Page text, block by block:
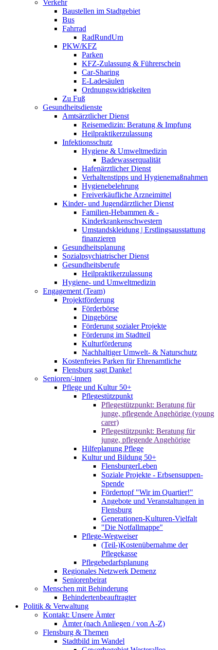
Verkehr
Baustellen im Stadtgebiet
Bus
Fahrrad
RadRundUm
PKW/KFZ
Parken
KFZ-Zulassung & Führerschein
Car-Sharing
E-Ladesäulen
Ordnungswidrigkeiten
Zu Fuß
Gesundheitsdienste
Amtsärztlicher Dienst
Reisemedizin: Beratung & Impfung
Heilpraktikerzulassung
Infektionsschutz
Hygiene & Umweltmedizin
Badewasserqualität
Hafenärztlicher Dienst
Verhaltenstipps und Hygienemaßnahmen
Hygienebelehrung
Freiverkäufliche Arzneimittel
Kinder- und Jugendärztlicher Dienst
Familien-Hebammen & -
Kinderkrankenschwestern
Umstandskleidung | Erstlingsausstattung
finanzieren
Gesundheitsplanung
Sozialpsychiatrischer Dienst
Gesundheitsberufe
Heilpraktikerzulassung
Hygiene- und Umweltmedizin
Engagement (Team)
Projektförderung
Förderbörse
Dingebörse
Förderung sozialer Projekte
Förderung im Stadtteil
Kulturförderung
Nachhaltiger Umwelt- & Naturschutz
Kostenfreies Parken für Ehrenamtliche
Flensburg sagt Danke!
Senioren/-innen
Pflege und Kultur 50+
Pflegestützpunkt
Pflegestützpunkt: Beratung für
junge, pflegende Angehörige (young
carer)
Pflegestützpunkt: Beratung für
junge, pflegende Angehörige
Hilfeplanung Pflege
Kultur und Bildung 50+
FlensburgerLeben
Soziale Projekte - Erbsensuppen-
Spende
Fördertopf "Wir im Quartier!"
Angebote und Veranstaltungen in
Flensburg
Generationen-Kulturen-Vielfalt
"Die Notfallmappe"
Pflege-Wegweiser
(Teil-)Kostenübernahme der
Pflegekasse
Pflegebedarfsplanung
Regionales Netzwerk Demenz
Seniorenbeirat
Menschen mit Behinderung
Behindertenbeauftragter
Politik & Verwaltung
Kontakt: Unsere Ämter
Ämter (nach Anliegen / von A-Z)
Flensburg & Themen
Stadtbild im Wandel